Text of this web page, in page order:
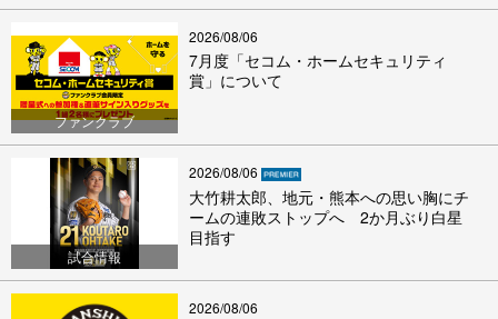
ファンクラブ
2026/08/06
7月度「セコム・ホームセキュリティ
賞」について
試合情報
2026/08/06
大竹耕太郎、地元・熊本への思い胸にチ
ームの連敗ストップへ 2か月ぶり白星
目指す
2026/08/06